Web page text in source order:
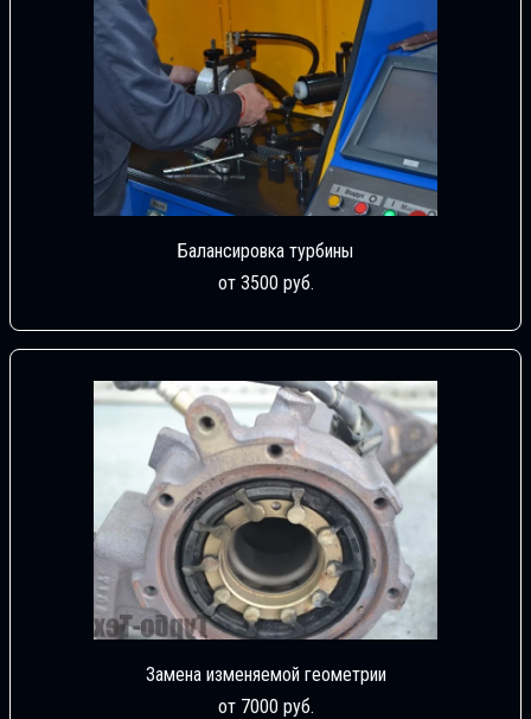
Балансировка турбины
от 3500 руб.
Замена изменяемой геометрии
от 7000 руб.